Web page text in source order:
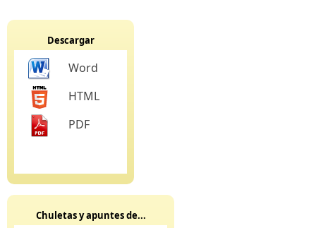
Descargar
Word
HTML
PDF
Chuletas y apuntes de...